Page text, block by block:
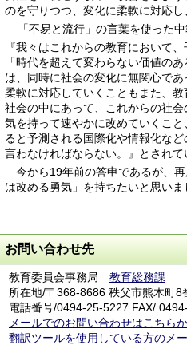
のを守りつつ、変化に柔軟に対応
「不易と流行」の言葉を使った
『我々はこれからの教育において
「時代を超えて変わらない価値の
は、同時に社会の変化に無関心で
柔軟に対応していくこともまた、
社会の中にあって、これからの社
気を持って速やかに改めていくこ
ると予測される国際化や情報化な
言わなければならない。』とされて
今から19年前の答申であるが、
は改める勇気」を持ちたいと思いま
お問い合わせ先
教育委員会事務局 教育総務課
所在地/〒368-8686 秩父市熊木町
電話番号/0494-25-5227 FAX/
メールでのお問い合わせはこちら
翻訳ツールを使用している方のメ